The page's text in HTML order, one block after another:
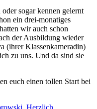
sogar kennen gelernt
ein drei-monatiges
wir auch schon
der Ausbildung wieder
(ihrer Klassenkameradin)
zu uns. Und da sind sie
euch einen tollen Start bei
, Herzlich